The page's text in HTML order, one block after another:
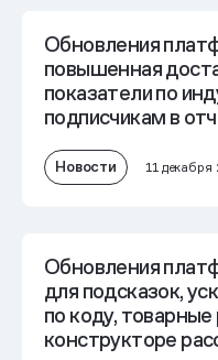
Обновления
повышенная
показатели по
подписчикам в
Новости 11
Обновления
для подсказок,
по коду,
конструкторе